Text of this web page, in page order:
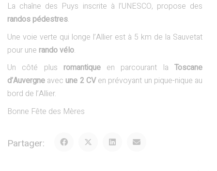
La chaîne des Puys inscrite à l’UNESCO, propose des
randos pédestres.
Une voie verte qui longe l’Allier est à 5 km de la Sauvetat
pour une rando vélo.
Un côté plus romantiqueen parcourant laToscane
d’Auvergne avecune 2 CVen prévoyant un pique-nique au
bord de l’Allier.
Bonne Fête des Mères
Partager: